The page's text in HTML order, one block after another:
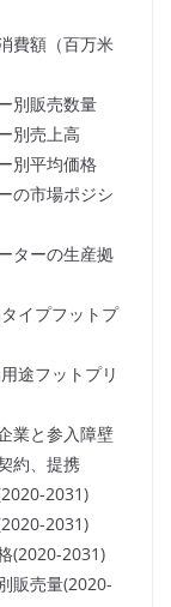
費額（百万米
別販売数量
別売上高
別平均価格
の市場ポジシ
ターの生産拠
イプフットプ
途フットプリ
業と参入障壁
約、提携
2031)
2031)
(2020-2031)
販売量(2020-